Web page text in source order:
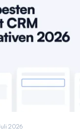
2026